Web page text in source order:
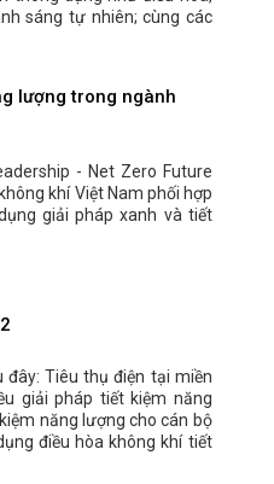
sáng tự nhiên; cùng các
lượng trong ngành
- Net Zero Future
khí Việt Nam phối hợp
giải pháp xanh và tiết
Tiêu thụ điện tại miền
giải pháp tiết kiệm năng
năng lượng cho cán bộ
điều hòa không khí tiết